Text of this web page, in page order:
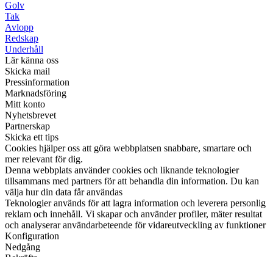
Golv
Tak
Avlopp
Redskap
Underhåll
Lär känna oss
Skicka mail
Pressinformation
Marknadsföring
Mitt konto
Nyhetsbrevet
Partnerskap
Skicka ett tips
Cookies hjälper oss att göra webbplatsen snabbare, smartare och
mer relevant för dig.
Denna webbplats använder cookies och liknande teknologier
tillsammans med partners för att behandla din information. Du kan
välja hur din data får användas
Teknologier används för att lagra information och leverera personlig
reklam och innehåll. Vi skapar och använder profiler, mäter resultat
och analyserar användarbeteende för vidareutveckling av funktioner
Konfiguration
Nedgång